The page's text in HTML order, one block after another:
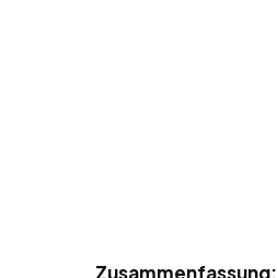
Zusammenfassung: